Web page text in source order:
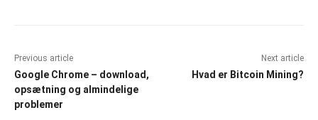
Previous article
Google Chrome – download,
opsætning og almindelige
problemer
Next article
Hvad er Bitcoin Mining?